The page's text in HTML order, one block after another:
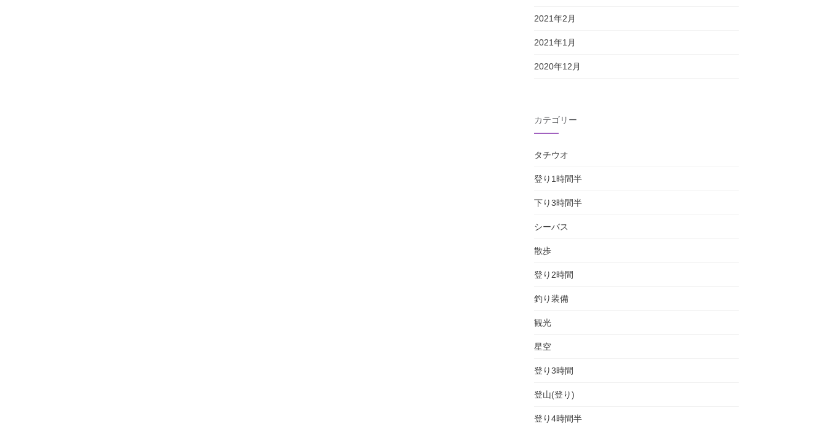
2021年2月
2021年1月
2020年12月
カテゴリー
タチウオ
登り1時間半
下り3時間半
シーバス
散歩
登り2時間
釣り装備
観光
星空
登り3時間
登山(登り)
登り4時間半